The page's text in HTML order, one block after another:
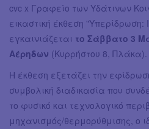
cvc x Γραφείο των Υδάτινων
εικαστική έκθεση "Υπερίδρωση:
εγκαινιάζεται το Σάββατο 3
Αέρηδων (Κυρρήστου 8, Πλάκα).
Η έκθεση εξετάζει την
συμβολική διαδικασία που
το φυσικό και τεχνολογικό
μηχανισμός/θερμορύθμισης, ο